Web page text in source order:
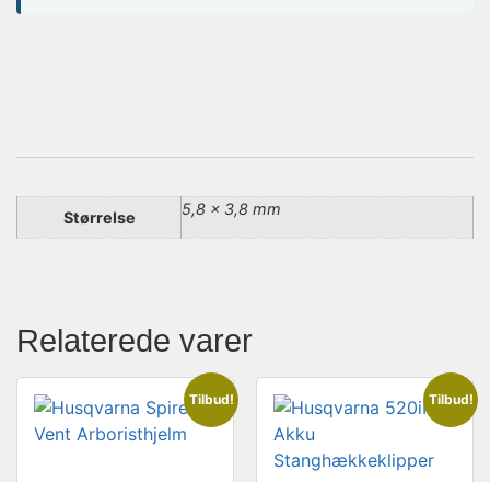
Størrelse 5,8 × 3,8 mm
Relaterede varer
Tilbud! Tilbud!